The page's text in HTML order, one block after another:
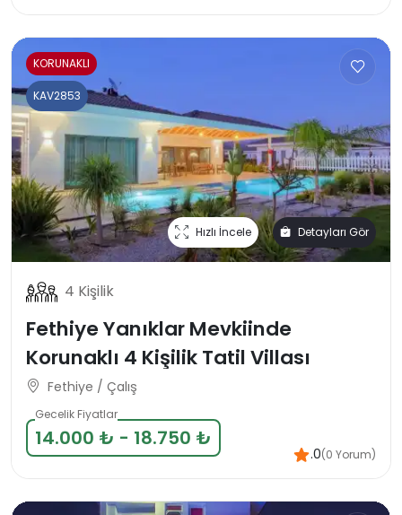
KORUNAKLI
Hızlı İncele Detayları Gör
KAV2853
4 Kişilik
Fethiye Yanıklar Mevkiinde
Korunaklı 4 Kişilik Tatil Villası
Fethiye / Çalış
Gecelik Fiyatlar
14.000 ₺ - 18.750 ₺
.0(0 Yorum)